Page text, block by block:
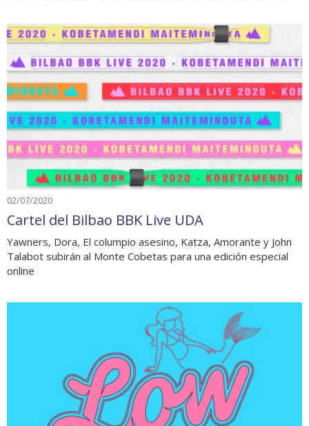
02/07/2020
Cartel del Bilbao BBK Live UDA
Yawners, Dora, El columpio asesino, Katza, Amorante y John
Talabot subirán al Monte Cobetas para una edición especial
online